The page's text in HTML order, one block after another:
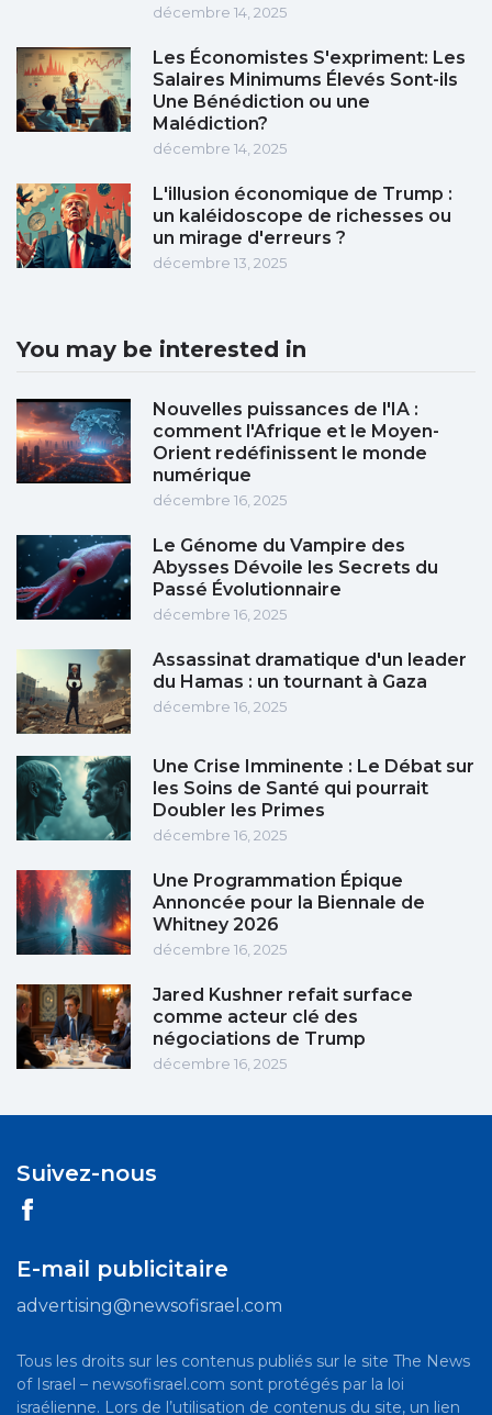
décembre 14, 2025
Les Économistes S'expriment: Les
Salaires Minimums Élevés Sont-ils
Une Bénédiction ou une
Malédiction?
décembre 14, 2025
L'illusion économique de Trump :
un kaléidoscope de richesses ou
un mirage d'erreurs ?
décembre 13, 2025
You may be interested in
Nouvelles puissances de l'IA :
comment l'Afrique et le Moyen-
Orient redéfinissent le monde
numérique
décembre 16, 2025
Le Génome du Vampire des
Abysses Dévoile les Secrets du
Passé Évolutionnaire
décembre 16, 2025
Assassinat dramatique d'un leader
du Hamas : un tournant à Gaza
décembre 16, 2025
Une Crise Imminente : Le Débat sur
les Soins de Santé qui pourrait
Doubler les Primes
décembre 16, 2025
Une Programmation Épique
Annoncée pour la Biennale de
Whitney 2026
décembre 16, 2025
Jared Kushner refait surface
comme acteur clé des
négociations de Trump
décembre 16, 2025
Suivez-nous
E-mail publicitaire
advertising@newsofisrael.com
Tous les droits sur les contenus publiés sur le site The News
of Israel – newsofisrael.com sont protégés par la loi
israélienne. Lors de l’utilisation de contenus du site, un lien